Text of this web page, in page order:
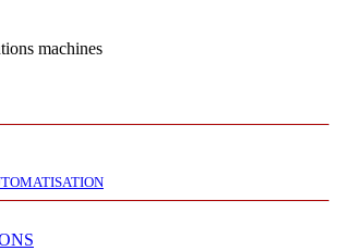
machines